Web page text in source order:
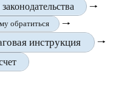
🠒
обратиться 🠒
инструкция
🠒